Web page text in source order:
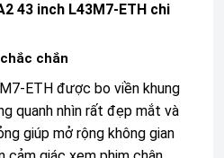
43 inch L43M7-ETH chi
chắn
ETH được bo viền khung
quanh nhìn rất đẹp mắt và
giúp mở rộng không gian